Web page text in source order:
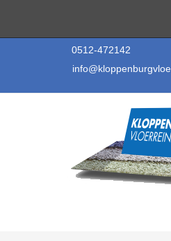
0512-472142